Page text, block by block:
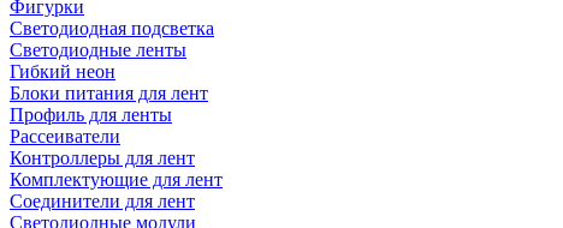
Фигурки
Светодиодная подсветка
Светодиодные ленты
Гибкий неон
Блоки питания для лент
Профиль для ленты
Рассеиватели
Контроллеры для лент
Комплектующие для лент
Соединители для лент
Светодиодные модули